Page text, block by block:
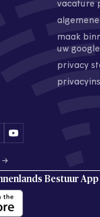
vacature
maak
uw
privacy
→
Bestuur App